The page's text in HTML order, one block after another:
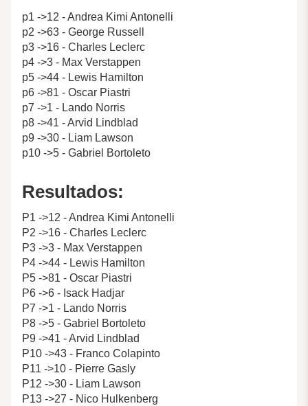
p1 ->12 - Andrea Kimi Antonelli
p2 ->63 - George Russell
p3 ->16 - Charles Leclerc
p4 ->3 - Max Verstappen
p5 ->44 - Lewis Hamilton
p6 ->81 - Oscar Piastri
p7 ->1 - Lando Norris
p8 ->41 - Arvid Lindblad
p9 ->30 - Liam Lawson
p10 ->5 - Gabriel Bortoleto
Resultados:
P1 ->12 - Andrea Kimi Antonelli
P2 ->16 - Charles Leclerc
P3 ->3 - Max Verstappen
P4 ->44 - Lewis Hamilton
P5 ->81 - Oscar Piastri
P6 ->6 - Isack Hadjar
P7 ->1 - Lando Norris
P8 ->5 - Gabriel Bortoleto
P9 ->41 - Arvid Lindblad
P10 ->43 - Franco Colapinto
P11 ->10 - Pierre Gasly
P12 ->30 - Liam Lawson
P13 ->27 - Nico Hulkenberg